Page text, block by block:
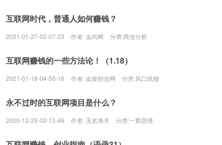
互联网时代，普通人如何赚钱？
2021-01-27-02-07-23 作者:金尚网 分类:商业分析
互联网赚钱的一些方法论！（1.18）
2021-01-18-04-50-16 作者:金旋创业网 分类:风口线报
永不过时的互联网项目是什么？
2020-12-25-02-13-46 作者:无名渔夫 分类:一辉思维